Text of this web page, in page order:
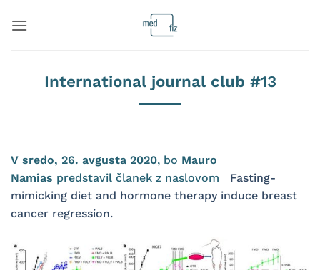
na
International journal club #13
V sredo, 26. avgusta 2020, bo Mauro
Namias predstavil članek z naslovom
Fasting-
mimicking diet and hormone therapy induce breast
cancer regression.